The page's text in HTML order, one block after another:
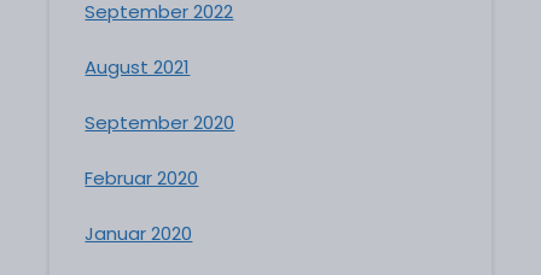
September 2022
August 2021
September 2020
Februar 2020
Januar 2020